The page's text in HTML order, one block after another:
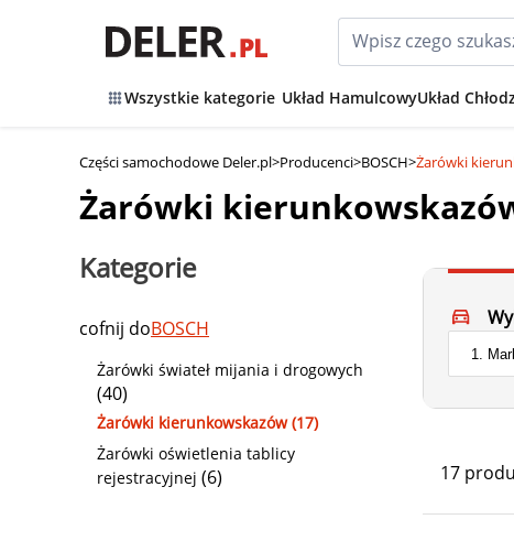
Wszystkie kategorie Układ HamulcowyUkład
Części samochodowe Deler.pl>Producenci>BOSCH>Żarówki
Żarówki
Kategorie
cofnij doBOSCH
Żarówki świateł mijania i drogowych
(40)
Żarówki kierunkowskazów (17)
Żarówki oświetlenia tablicy
rejestracyjnej (6) 17